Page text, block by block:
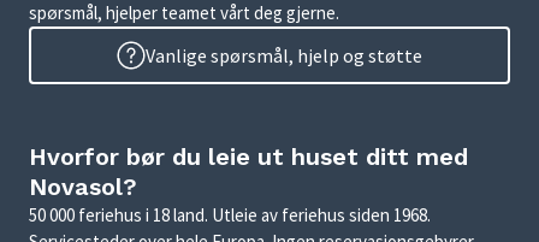
spørsmål, hjelper teamet vårt deg gjerne.
Vanlige spørsmål, hjelp og støtte
Hvorfor bør du leie ut huset ditt med
Novasol?
50 000 feriehus i 18 land. Utleie av feriehus siden 1968.